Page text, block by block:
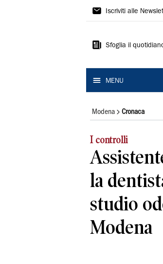
Gazzetta
Modena
Iscriviti alle
Sfoglia il
MENU
Modena Cronaca
I controlli
la
studio
Modena